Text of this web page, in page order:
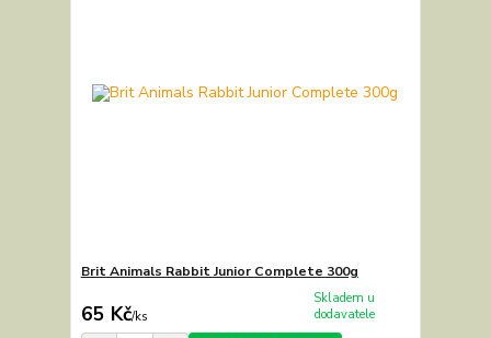
Brit Animals Rabbit Junior Complete 300g
65 Kč/ks
Skladem u
dodavatele